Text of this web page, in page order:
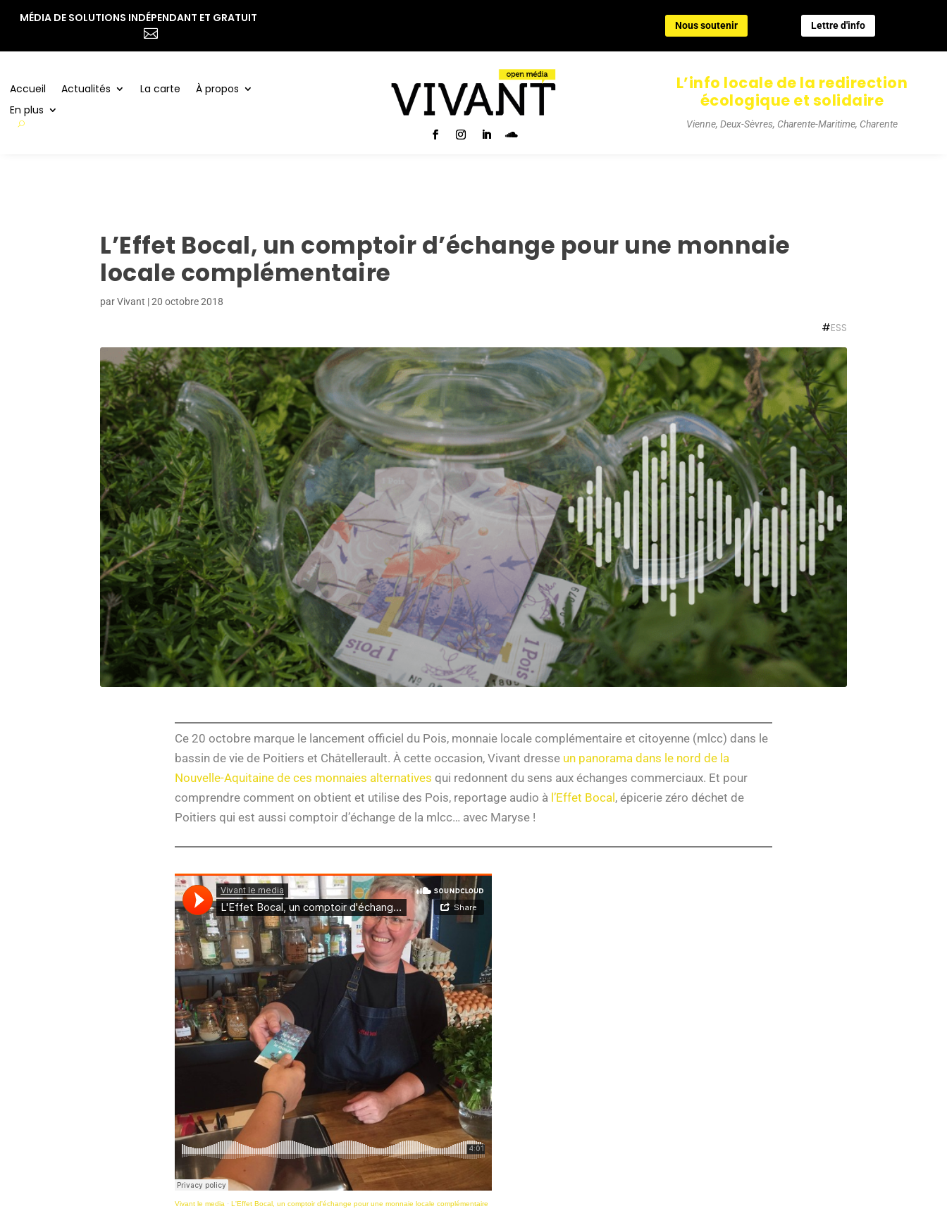
MÉDIA DE SOLUTIONS INDÉPENDANT ET GRATUIT

Nous soutenir Lettre d'info
Accueil Actualités La carte
À propos
En plus
L’info locale de la redirection
écologique et solidaire
Vienne, Deux-Sèvres, Charente-Maritime, Charente
Accueil Actualités La carte
À propos
Nous soutenir Lettre d'info
L’Effet Bocal, un comptoir d’échange pour une monnaie
locale complémentaire
parVivant |20 octobre 2018
#ESS
Ce 20 octobre marque le lancement officiel du Pois, monnaie locale complémentaire et citoyenne (mlcc) dans le
bassin de vie de Poitiers et Châtellerault. À cette occasion, Vivant dresse un panorama dans le nord de la
Nouvelle-Aquitaine de ces monnaies alternatives qui redonnent du sens aux échanges commerciaux. Et pour
comprendre comment on obtient et utilise des Pois, reportage audio à l’Effet Bocal, épicerie zéro déchet de
Poitiers qui est aussi comptoir d’échange de la mlcc… avec Maryse !
Vivant le media · L'Effet Bocal, un comptoir d'échange pour une monnaie locale complémentaire